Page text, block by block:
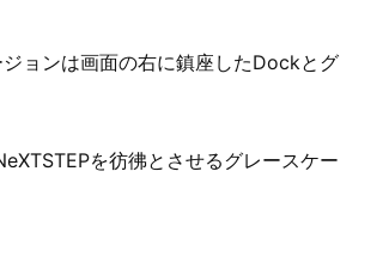
ョンは画面の右に鎮座したDockとグ
を彷彿とさせるグレースケー